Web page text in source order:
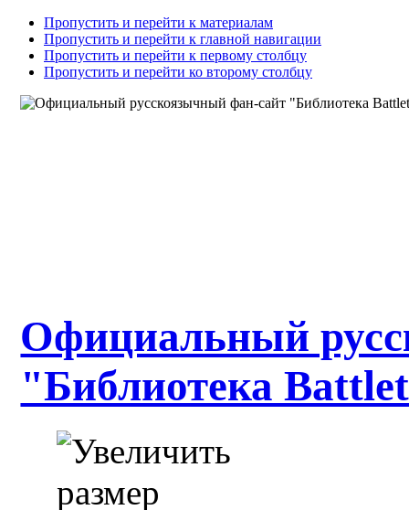
Пропустить и перейти к материалам
Пропустить и перейти к главной навигации
Пропустить и перейти к первому столбцу
Пропустить и перейти ко второму столбцу
Официальный
"Библиотека